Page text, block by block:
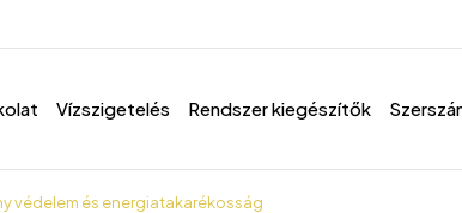
Vízszigetelés Rendszer kiegészítők
védelem és energiatakarékosság